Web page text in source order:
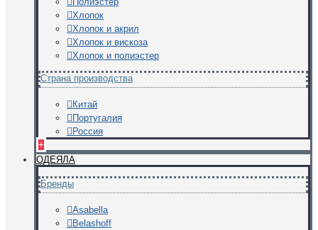
Хлопок
Хлопок и акрил
Хлопок и вискоза
Хлопок и полиэстер
Страна производства
Китай
Португалия
Россия
+
ОДЕЯЛА
Бренды
Asabella
Belashoff